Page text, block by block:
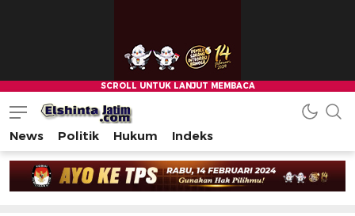
News Politik Hukum Indeks